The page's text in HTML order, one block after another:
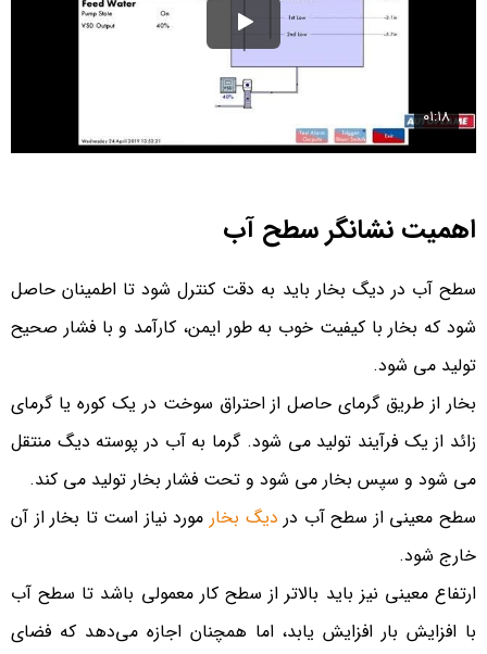
اهمیت نشانگر سطح آب
سطح آب در دیگ بخار باید به دقت کنترل شود تا اطمینان حاصل
شود که بخار با کیفیت خوب به طور ایمن، کارآمد و با فشار صحیح
تولید می شود.
بخار از طریق گرمای حاصل از احتراق سوخت در یک کوره یا گرمای
زائد از یک فرآیند تولید می شود. گرما به آب در پوسته دیگ منتقل
می شود و سپس بخار می شود و تحت فشار بخار تولید می کند.
سطح معینی از سطح آب در دیگ بخار مورد نیاز است تا بخار از آن
خارج شود.
ارتفاع معینی نیز باید بالاتر از سطح کار معمولی باشد تا سطح آب
با افزایش بار افزایش یابد، اما همچنان اجازه می‌دهد که فضای